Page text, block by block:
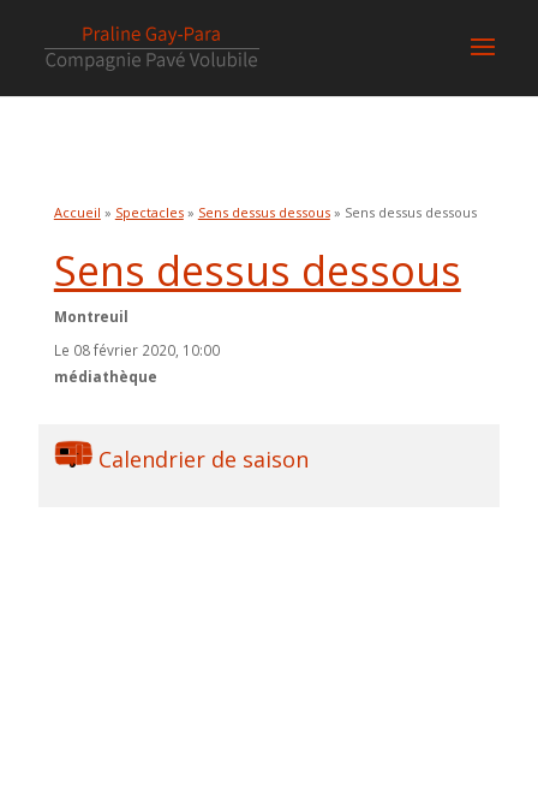
Accueil » Spectacles» Sens dessus dessous» Sens dessus dessous
Sens dessus dessous
Montreuil
Le 08 février 2020, 10:00
médiathèque
Calendrier de saison